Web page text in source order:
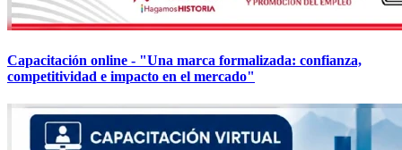
Capacitación online - "Una marca formalizada: confianza,
competitividad e impacto en el mercado"